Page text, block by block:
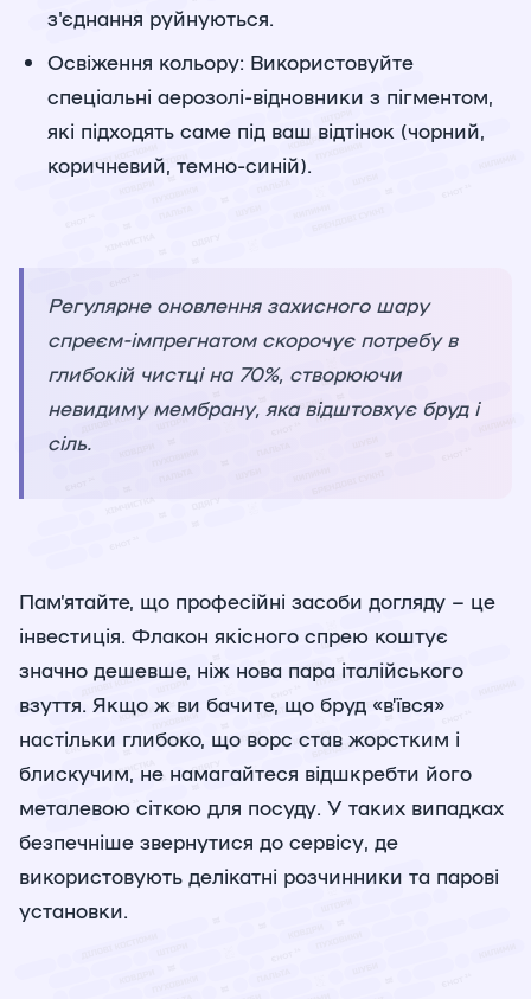
з'єднання руйнуються.
Освіження кольору: Використовуйте
спеціальні аерозолі-відновники з пігментом,
які підходять саме під ваш відтінок (чорний,
коричневий, темно-синій).
Регулярне оновлення захисного шару
спреєм-імпрегнатом скорочує потребу в
глибокій чистці на 70%, створюючи
невидиму мембрану, яка відштовхує бруд і
сіль.
Пам’ятайте, що професійні засоби догляду – це
інвестиція. Флакон якісного спрею коштує
значно дешевше, ніж нова пара італійського
взуття. Якщо ж ви бачите, що бруд «в’ївся»
настільки глибоко, що ворс став жорстким і
блискучим, не намагайтеся відшкребти його
металевою сіткою для посуду. У таких випадках
безпечніше звернутися до сервісу, де
використовують делікатні розчинники та парові
установки.